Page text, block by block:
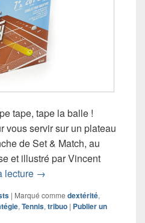
tape, tape la balle !
vous servir sur un plateau
de Set & Match, au
et illustré par Vincent
lecture Chronique jeu de
→
| Marqué comme dextérité,
, Tennis, tribuo | Publier un